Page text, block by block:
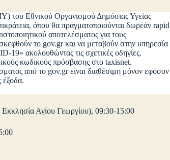
του Εθνικού Οργανισμού Δημόσιας Υγείας
όπου θα πραγματοποιούνται δωρεάν rapid
αποτελέσματος για τους
το gov.gr και να μεταβούν στην υπηρεσία
19» ακολουθώντας τις σχετικές οδηγίες.
κωδικούς πρόσβασης στο taxisnet.
από το gov.gr είναι διαθέσιμη μόνον εφόσον
έξοδα.
Εκκλησία Αγίου Γεωργίου), 09:30-15:00